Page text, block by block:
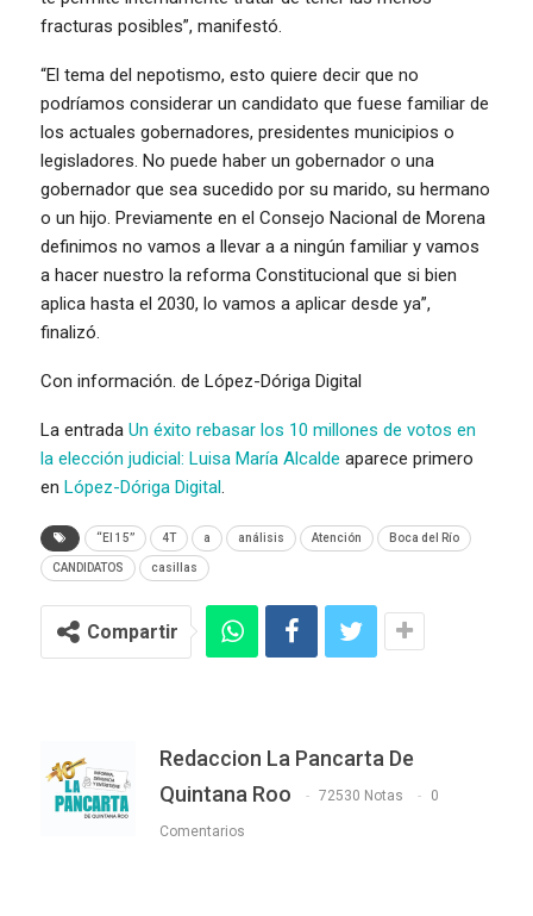
fracturas posibles”, manifestó.
“El tema del nepotismo, esto quiere decir que no
podríamos considerar un candidato que fuese familiar de
los actuales gobernadores, presidentes municipios o
legisladores. No puede haber un gobernador o una
gobernador que sea sucedido por su marido, su hermano
o un hijo. Previamente en el Consejo Nacional de Morena
definimos no vamos a llevar a a ningún familiar y vamos
a hacer nuestro la reforma Constitucional que si bien
aplica hasta el 2030, lo vamos a aplicar desde ya”,
finalizó.
Con información. de López-Dóriga Digital
La entrada Un éxito rebasar los 10 millones de votos en
la elección judicial: Luisa María Alcalde aparece primero
en López-Dóriga Digital.
“El 15” 4T a análisis Atención Boca del Río
CANDIDATOS casillas
Compartir
Redaccion La Pancarta De
Quintana Roo
72530 Notas 0
Comentarios